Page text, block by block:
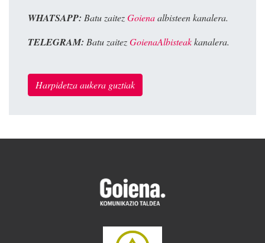
WHATSAPP: Batu zaitezGoienaalbisteen kanalera.
TELEGRAM: Batu zaitezGoienaAlbisteakkanalera.
Harpidetza aukera guztiak